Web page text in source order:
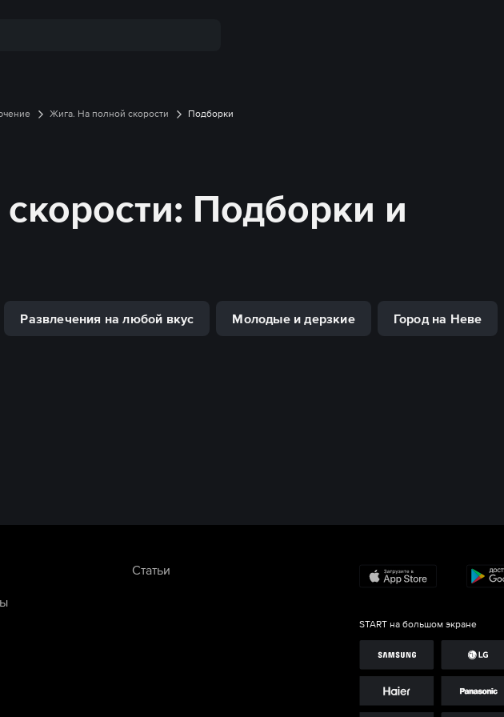
Жига. На полной скорости Подборки
: Подборки и
Развлечения на любой вкус Молодые и дерзкие Город на Неве
Статьи
START на большом экране